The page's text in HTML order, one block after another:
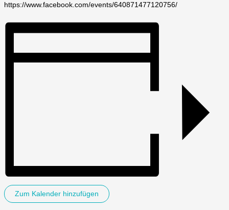
https://www.facebook.com/events/640871477120756/
Zum Kalender hinzufügen